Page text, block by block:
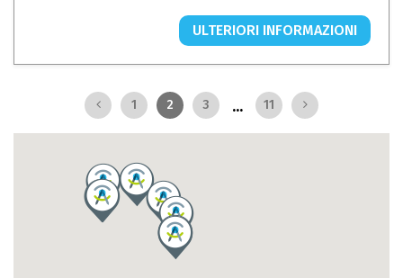
ULTERIORI INFORMAZIONI
1 2 3 ... 11